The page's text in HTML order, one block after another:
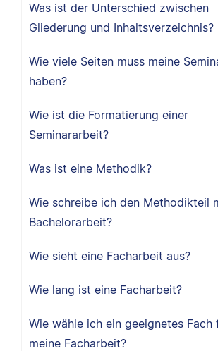
Was ist der Unterschied zwischen
Gliederung und Inhaltsverzeichnis?
Wie viele Seiten muss meine
haben?
Wie ist die Formatierung einer
Seminararbeit?
Was ist eine Methodik?
Wie schreibe ich den Methodikteil
Bachelorarbeit?
Wie sieht eine Facharbeit aus?
Wie lang ist eine Facharbeit?
Wie wähle ich ein geeignetes Fach
meine Facharbeit?